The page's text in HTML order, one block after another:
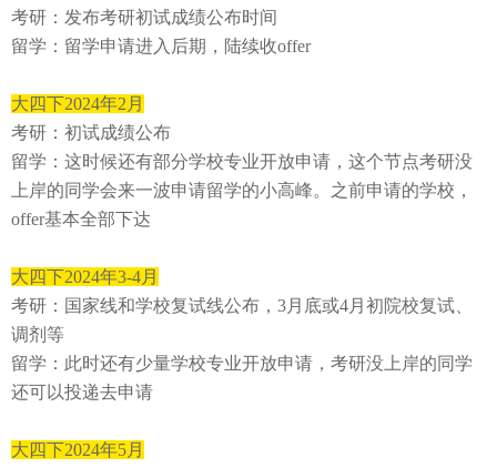
考研：发布考研初试成绩公布时间
留学：留学申请进⼊后期，陆续收offer
⼤四下2024年2⽉
考研：初试成绩公布
留学：这时候还有部分学校专业开放申请， 这个节点考研没
上岸的同学会来⼀波申请留学的小高峰。 之前申请的学校，
offer基本全部下达
⼤四下2024年3-4⽉
考研：国家线和学校复试线公布，3⽉底或4⽉初院校复试、
调剂等
留学：此时还有少量学校专业开放申请，考研没上岸的同学
还可以投递去申请
⼤四下2024年5⽉